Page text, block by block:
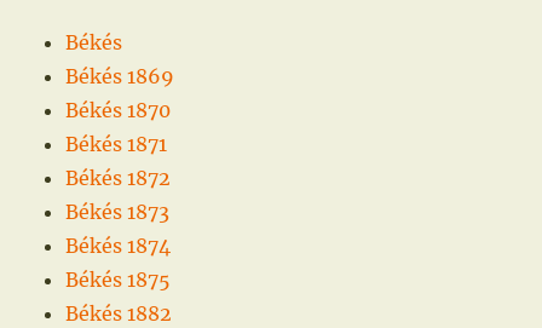
Békés
Békés 1869
Békés 1870
Békés 1871
Békés 1872
Békés 1873
Békés 1874
Békés 1875
Békés 1882